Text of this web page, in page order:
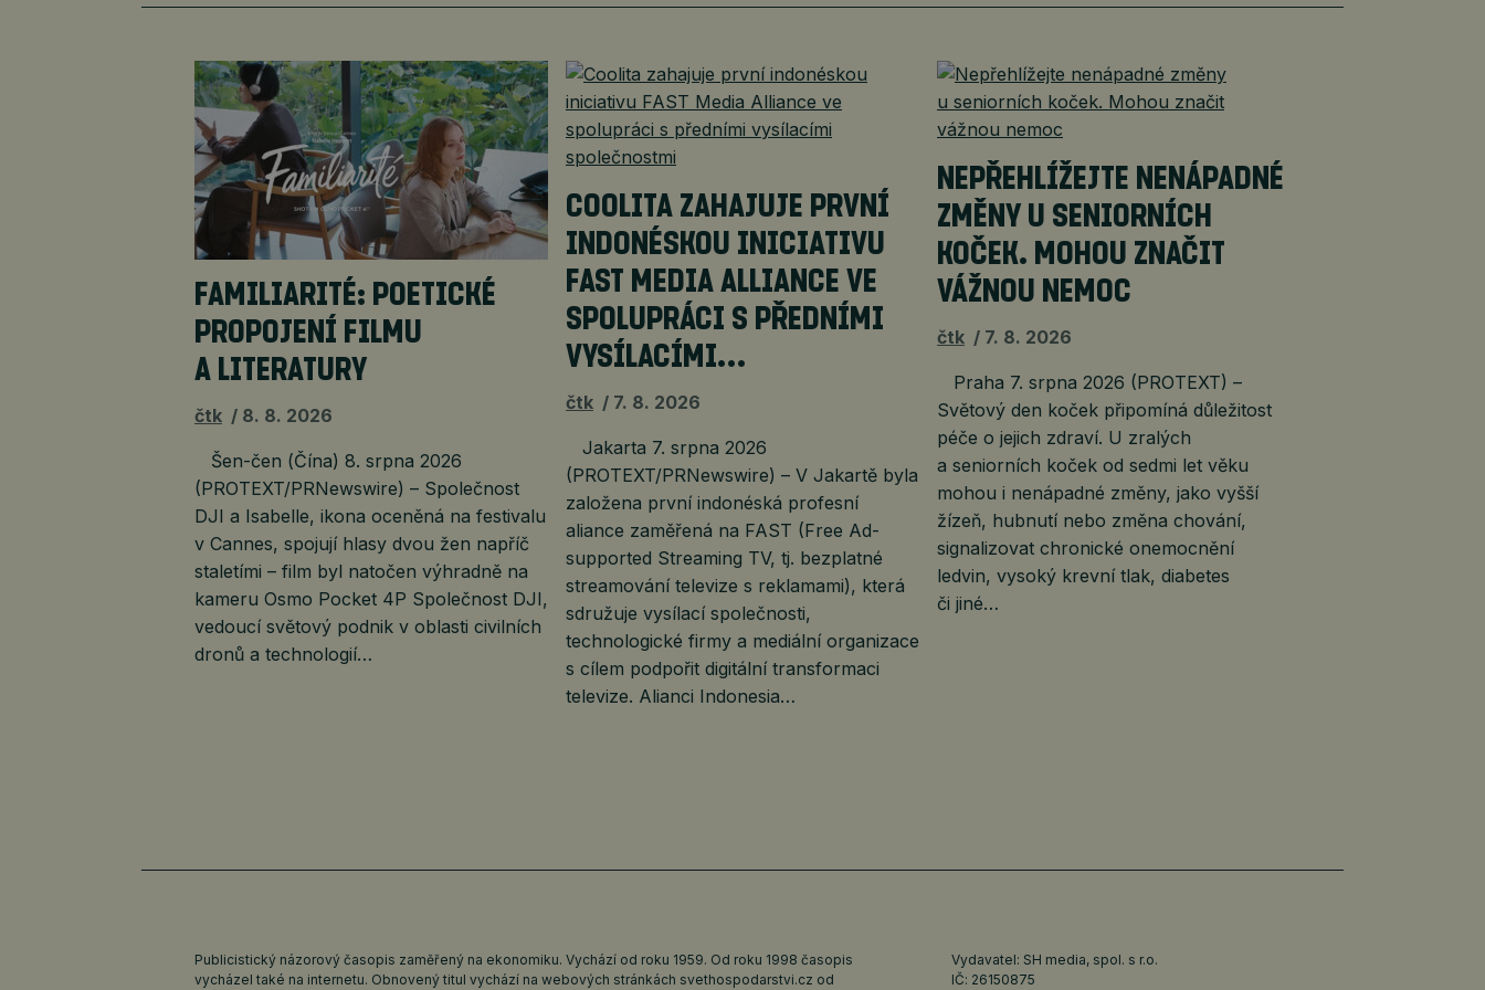
FAMILIARITÉ: POETICKÉ
PROPOJENÍ FILMU
A LITERATURY
čtk 8. 8. 2026
Šen-čen (Čína) 8. srpna 2026
(PROTEXT/PRNewswire) – Společnost
DJI a Isabelle, ikona oceněná na festivalu
v Cannes, spojují hlasy dvou žen napříč
staletími – film byl natočen výhradně na
kameru Osmo Pocket 4P Společnost DJI,
vedoucí světový podnik v oblasti civilních
dronů a technologií…
COOLITA ZAHAJUJE PRVNÍ
INDONÉSKOU INICIATIVU
FAST MEDIA ALLIANCE VE
SPOLUPRÁCI S PŘEDNÍMI
VYSÍLACÍMI…
čtk 7. 8. 2026
Jakarta 7. srpna 2026
(PROTEXT/PRNewswire) – V Jakartě byla
založena první indonéská profesní
aliance zaměřená na FAST (Free Ad-
supported Streaming TV, tj. bezplatné
streamování televize s reklamami), která
sdružuje vysílací společnosti,
technologické firmy a mediální organizace
s cílem podpořit digitální transformaci
televize. Alianci Indonesia…
NEPŘEHLÍŽEJTE NENÁPADNÉ
ZMĚNY U SENIORNÍCH
KOČEK. MOHOU ZNAČIT
VÁŽNOU NEMOC
čtk 7. 8. 2026
Praha 7. srpna 2026 (PROTEXT) –
Světový den koček připomíná důležitost
péče o jejich zdraví. U zralých
a seniorních koček od sedmi let věku
mohou i nenápadné změny, jako vyšší
žízeň, hubnutí nebo změna chování,
signalizovat chronické onemocnění
ledvin, vysoký krevní tlak, diabetes
či jiné…
Publicistický názorový časopis zaměřený na ekonomiku. Vychází od roku 1959. Od roku 1998 časopis
vycházel také na internetu. Obnovený titul vychází na webových stránkách svethospodarstvi.cz od
Vydavatel: SH media, spol. s r.o.
IČ: 26150875